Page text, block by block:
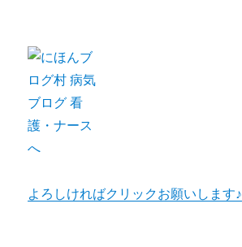
よろしければクリックお願いします♪